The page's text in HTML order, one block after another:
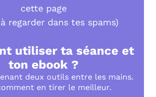
cette page
regarder dans tes spams)
utiliser ta séance et
ton ebook ?
deux outils entre les mains.
en tirer le meilleur.